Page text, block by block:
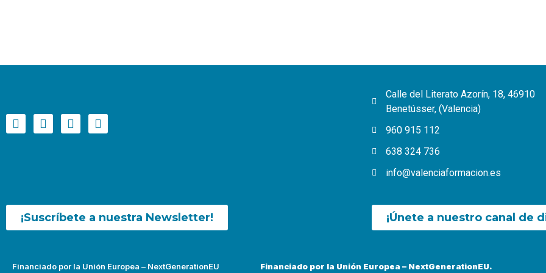
Calle del Literato Azorín, 18, 46910
Benetússer, (Valencia)
960 915 112
638 324 736
info@valenciaformacion.es
¡Suscríbete a nuestra Newsletter! ¡Únete a nuestro canal de
Financiado por la Unión Europea – NextGenerationEU Financiado por la Unión Europea – NextGenerationEU.